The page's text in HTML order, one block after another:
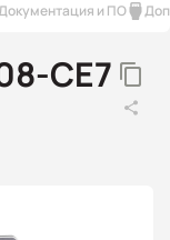
и ПО
CE7